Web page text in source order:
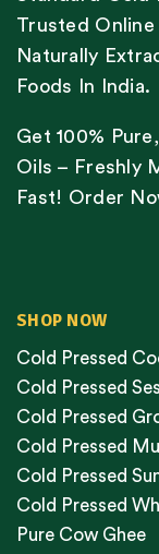
Trusted Online
Naturally
Foods In India.
Get 100%
Oils – Freshly
Fast! Order
SHOP NOW
Cold Pressed
Cold Pressed
Cold Pressed
Cold Pressed
Cold Pressed
Cold Pressed
Pure Cow Ghee